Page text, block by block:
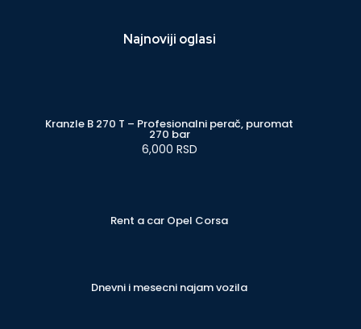
Najnoviji oglasi
Kranzle B 270 T – Profesionalni perač, puromat
270 bar
6,000 RSD
Rent a car Opel Corsa
Dnevni i mesecni najam vozila